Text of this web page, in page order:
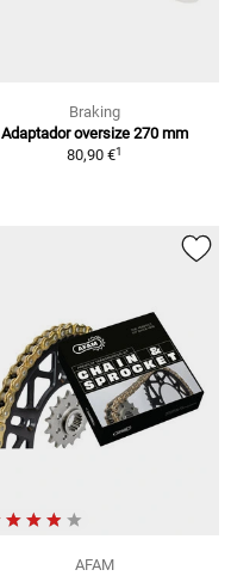
Braking
Adaptador oversize 270 mm
80,90 €1
AFAM